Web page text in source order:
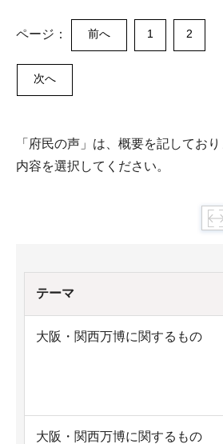
ページ： 前へ 1 2
次へ
「府民の声」は、概要を記してお
内容を選択してください。
テーマ
大阪・関西万博に関するもの
大阪・関西万博に関するもの